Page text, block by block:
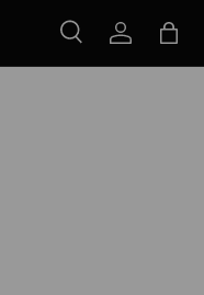
PesquisarIniciarSaco